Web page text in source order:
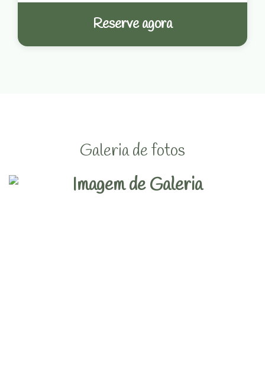
Reserve agora
Galeria de fotos